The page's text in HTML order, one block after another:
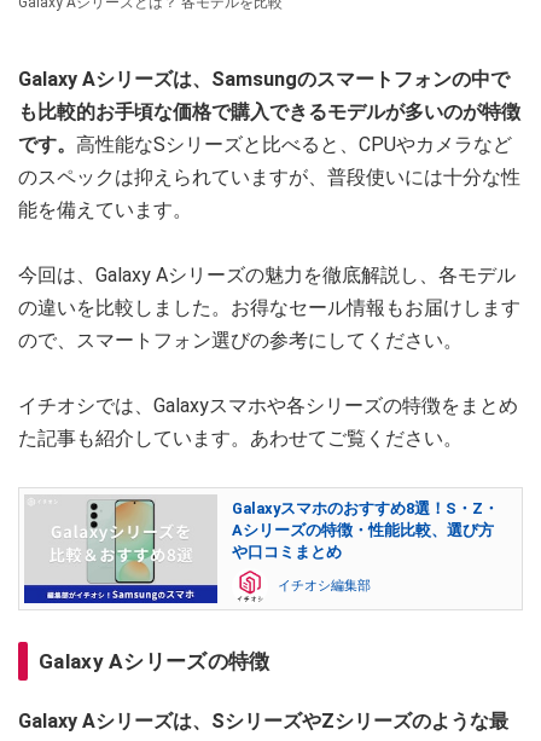
Galaxy Aシリーズは、Samsungのスマートフォンの中で
も比較的お手頃な価格で購入できるモデルが多いのが特徴
です。 高性能なSシリーズと比べると、CPUやカメラなど
のスペックは抑えられていますが、普段使いには十分な性
能を備えています。
今回は、Galaxy Aシリーズの魅力を徹底解説し、各モデル
の違いを比較しました。お得なセール情報もお届けします
ので、スマートフォン選びの参考にしてください。
イチオシでは、Galaxyスマホや各シリーズの特徴をまとめ
た記事も紹介しています。あわせてご覧ください。
Galaxyスマホのおすすめ8選！S・Z・
Aシリーズの特徴・性能比較、選び方
や口コミまとめ
イチオシ編集部
Galaxy Aシリーズの特徴
Galaxy Aシリーズは、SシリーズやZシリーズのような最